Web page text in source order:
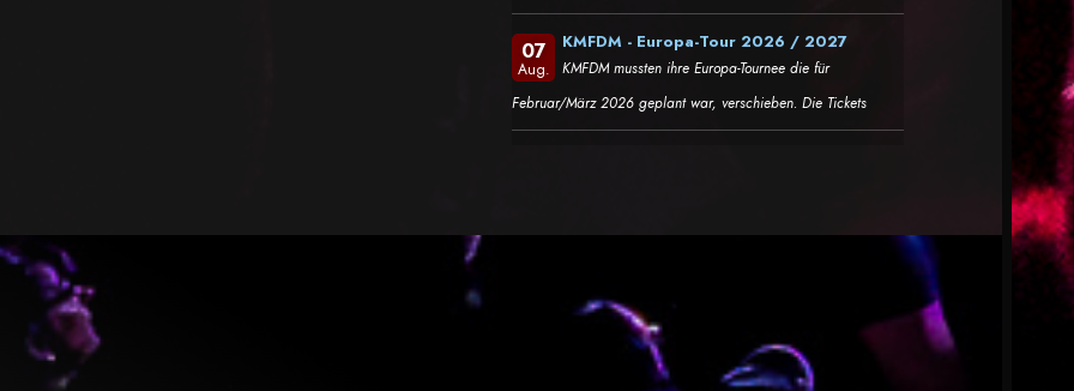
07
Aug.
KMFDM - Europa-Tour 2026 / 2027
KMFDM mussten ihre Europa-Tournee die für
Februar/März 2026 geplant war, verschieben. Die Tickets